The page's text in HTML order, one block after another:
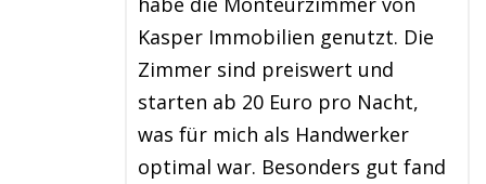
Kasper Immobilien genutzt. Die
Zimmer sind preiswert und
starten ab 20 Euro pro Nacht,
was für mich als Handwerker
optimal war. Besonders gut fand